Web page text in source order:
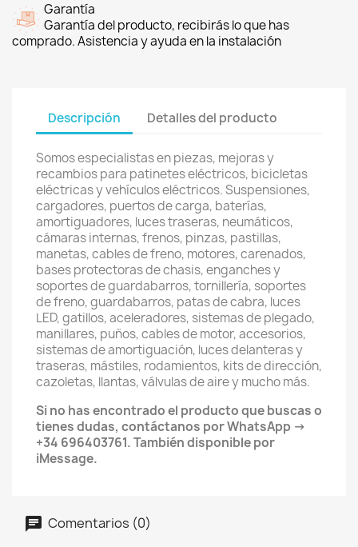
Garantía
Garantía del producto, recibirás lo que has
comprado. Asistencia y ayuda en la instalación
Descripción Detalles del producto
Somos especialistas en piezas, mejoras y
recambios para patinetes eléctricos, bicicletas
eléctricas y vehículos eléctricos. Suspensiones,
cargadores, puertos de carga, baterías,
amortiguadores, luces traseras, neumáticos,
cámaras internas, frenos, pinzas, pastillas,
manetas, cables de freno, motores, carenados,
bases protectoras de chasis, enganches y
soportes de guardabarros, tornillería, soportes
de freno, guardabarros, patas de cabra, luces
LED, gatillos, aceleradores, sistemas de plegado,
manillares, puños, cables de motor, accesorios,
sistemas de amortiguación, luces delanteras y
traseras, mástiles, rodamientos, kits de dirección,
cazoletas, llantas, válvulas de aire y mucho más.
Si no has encontrado el producto que buscas o
tienes dudas, contáctanos por WhatsApp →
+34 696403761. También disponible por
iMessage.
Comentarios (0)